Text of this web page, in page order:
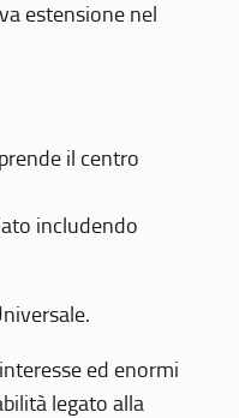
estensione nel
il centro
includendo
ed enormi
legato alla